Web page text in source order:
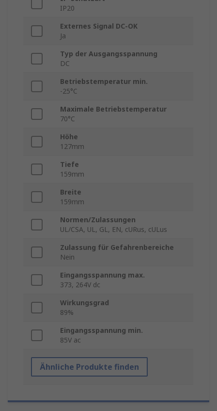
IP20
Externes Signal DC-OK
Ja
Typ der Ausgangsspannung
DC
Betriebstemperatur min.
-25°C
Maximale Betriebstemperatur
70°C
Höhe
127mm
Tiefe
159mm
Breite
159mm
Normen/Zulassungen
UL/CSA, UL, GL, EN, cURus, cULus
Zulassung für Gefahrenbereiche
Nein
Eingangsspannung max.
373, 264V dc
Wirkungsgrad
89%
Eingangsspannung min.
85V ac
Ähnliche Produkte finden